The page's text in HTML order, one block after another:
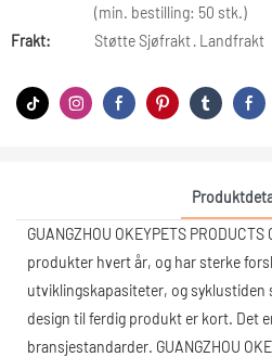
(min. bestilling: 50 stk.)
Frakt:
Støtte Sjøfrakt · Landfrakt
GUANGZHOU OKEYPETS
produkter hvert år, og har sterke
utviklingskapasiteter, og
design til ferdig produkt er kort. Det
bransjestandarder. GUANGZHOU